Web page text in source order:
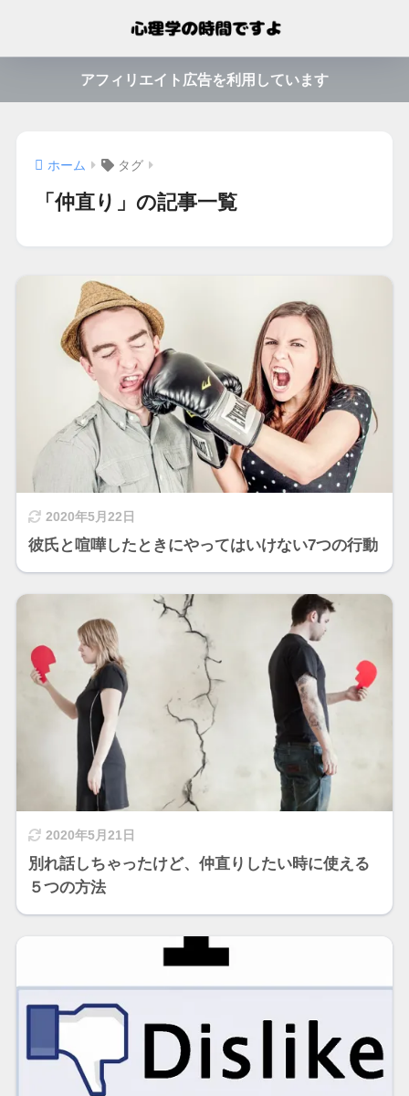
アフィリエイト広告を利用しています
ホーム タグ
「仲直り」の記事一覧
2020年5月22日
彼氏と喧嘩したときにやってはいけない7つの行動
2020年5月21日
別れ話しちゃったけど、仲直りしたい時に使える
５つの方法